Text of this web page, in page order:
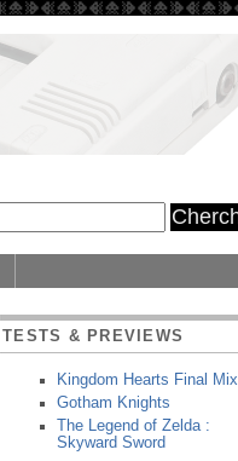
TESTS & PREVIEWS
Kingdom Hearts Final Mix
Gotham Knights
The Legend of Zelda :
Skyward Sword